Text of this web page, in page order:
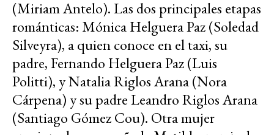
(Miriam Antelo). Las dos principales etapas
románticas: Mónica Helguera Paz (Soledad
Silveyra), a quien conoce en el taxi, su
padre, Fernando Helguera Paz (Luis
Politti), y Natalia Riglos Arana (Nora
Cárpena) y su padre Leandro Riglos Arana
(Santiago Gómez Cou). Otra mujer